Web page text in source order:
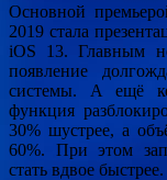
Основной
2019 стала
iOS 13. Главным
появление
системы. А ещё
функция
30% шустрее, а
60%. При этом
стать вдвое быстрее.